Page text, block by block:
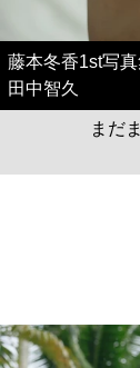
藤本冬香1st写
田中智久
まだ